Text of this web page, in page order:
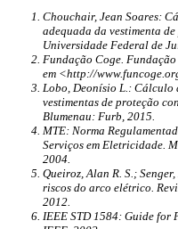
Chouchair, Jean Soares:
adequada da vestimenta
Universidade Federal de
Fundação Coge.
em <http://
Lobo, Deonísio L.: Cálculo
vestimentas de proteção
Blumenau: Furb, 2015.
MTE: Norma
Serviços em Eletricidade.
2004.
Queiroz, Alan R. S.;
riscos do arco elétrico.
2012.
IEEE STD 1584: Guide for